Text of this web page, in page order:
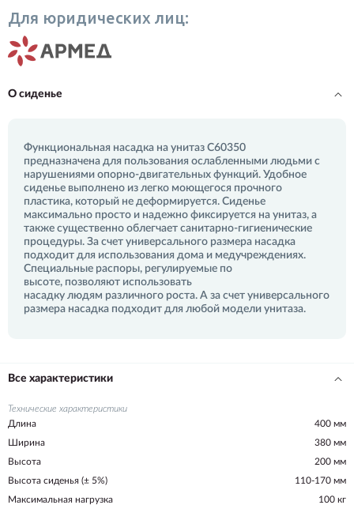
Для юридических лиц:
О сиденье
Функциональная насадка на унитаз С60350
предназначена для пользования ослабленными людьми с
нарушениями опорно-двигательных функций. Удобное
сиденье выполнено из легко моющегося прочного
пластика, который не деформируется. Сиденье
максимально просто и надежно фиксируется на унитаз, а
также существенно облегчает санитарно-гигиенические
процедуры. За счет универсального размера насадка
подходит для использования дома и медучреждениях.
Специальные распоры, регулируемые по
высоте, позволяют использовать
насадку людям различного роста. А за счет универсального
размера насадка подходит для любой модели унитаза.
Все характеристики
Технические характеристики
Длина
400 мм
Ширина
380 мм
Высота
200 мм
Высота сиденья (± 5%)
110-170 мм
Максимальная нагрузка
100 кг